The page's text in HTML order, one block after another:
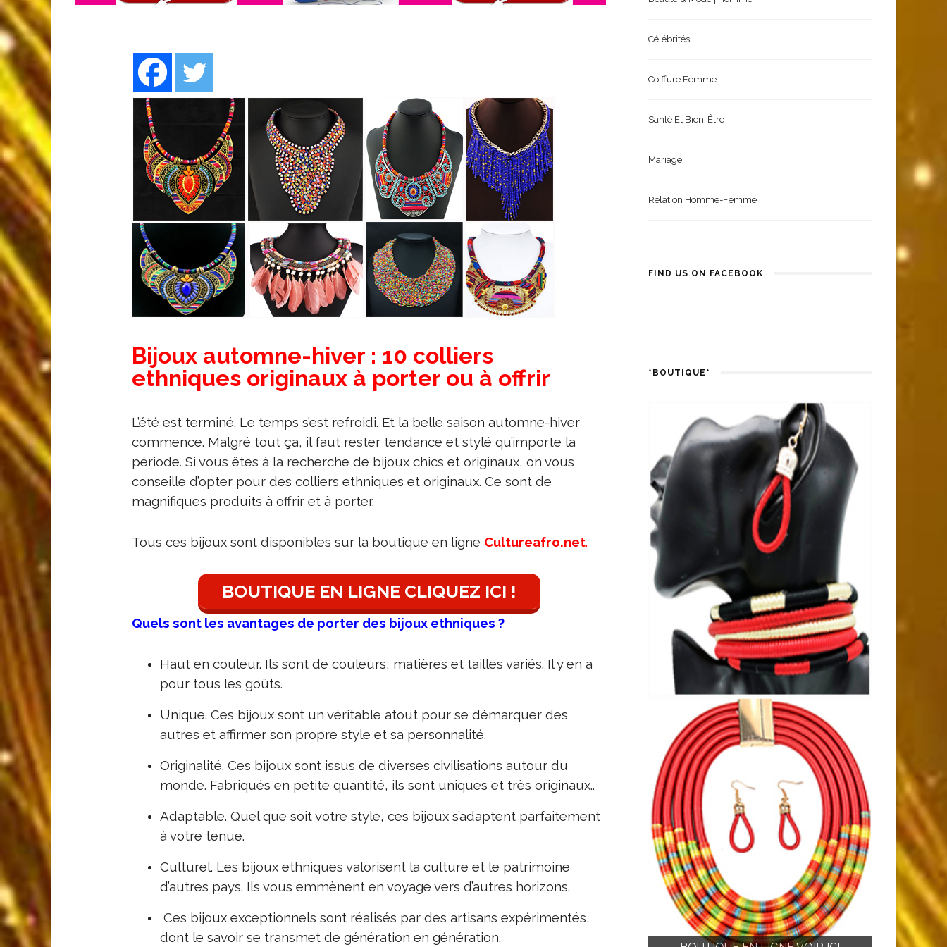
Bijoux automne-hiver : 10 colliers
ethniques originaux à porter ou à offrir
L’été est terminé. Le temps s’est refroidi. Et la belle saison automne-hiver
commence. Malgré tout ça, il faut rester tendance et stylé qu’importe la
période. Si vous êtes à la recherche de bijoux chics et originaux, on vous
conseille d’opter pour des colliers ethniques et originaux. Ce sont de
magnifiques produits à offrir et à porter.
Tous ces bijoux sont disponibles sur la boutique en ligne Cultureafro.net.
BOUTIQUE EN LIGNE CLIQUEZ ICI !
Quels sont les avantages de porter des bijoux ethniques ?
Haut en couleur. Ils sont de couleurs, matières et tailles variés. Il y en a
pour tous les goûts.
Unique. Ces bijoux sont un véritable atout pour se démarquer des
autres et affirmer son propre style et sa personnalité.
Originalité. Ces bijoux sont issus de diverses civilisations autour du
monde. Fabriqués en petite quantité, ils sont uniques et très originaux..
Adaptable. Quel que soit votre style, ces bijoux s’adaptent parfaitement
à votre tenue.
Culturel. Les bijoux ethniques valorisent la culture et le patrimoine
d’autres pays. Ils vous emmènent en voyage vers d’autres horizons.
Ces bijoux exceptionnels sont réalisés par des artisans expérimentés,
dont le savoir se transmet de génération en génération.
Célébrités
Coiffure Femme
Santé Et Bien-Être
Mariage
Relation Homme-Femme
FIND US ON FACEBOOK
*BOUTIQUE*